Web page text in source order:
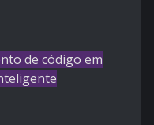
de código em